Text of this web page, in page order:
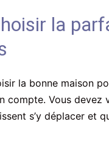
la
la bonne maison
compte. Vous
s’y déplacer et